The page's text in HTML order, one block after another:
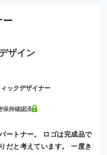
ー
ザイン
ックデザイナー
保持確認済
ートナー。 ロゴは完成品で
だと考えています。 一度き